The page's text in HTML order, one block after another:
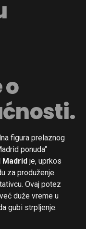
figura prelaznog
ponuda“
Madrid je, uprkos
za produženje
Ovaj potez
duže vreme u
gubi strpljenje.